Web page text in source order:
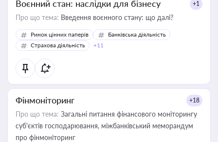
Воєнний стан: наслідки для бізнесу +1
Про що тема: Введення воєнного стану: що далі?
Ринок цінних паперів
Банківська діяльність
Страхова діяльність
+11
Фінмоніторинг +18
Про що тема: Загальні питання фінансового моніторингу
суб'єктів господарювання, міжбанківський меморандум
про фінмоніторинг